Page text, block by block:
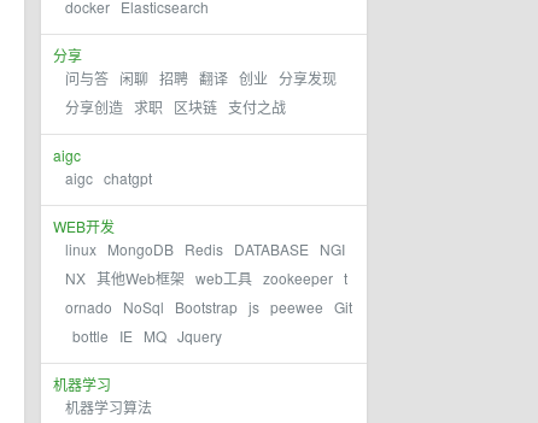
docker Elasticsearch
分享
问与答 闲聊 招聘 翻译 创业 分享发现
分享创造 求职 区块链 支付之战
aigc
aigc chatgpt
WEB开发
linux MongoDB Redis DATABASE
NGI
NX 其他Web框架 web工具 zookeeper t
ornado
NoSql Bootstrap js peewee Git
bottle
IE MQ Jquery
机器学习
机器学习算法